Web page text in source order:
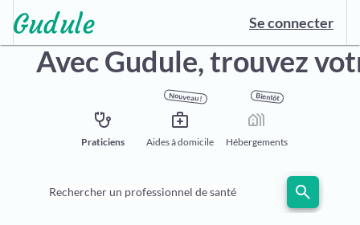
Se connecter
Avec Gudule,trouvez
stethoscope
Praticiens
Nouveau !
medical_services
Aides à domicile
Bientôt
holiday_village
Hébergements
Rechercher un professionnel de santé search